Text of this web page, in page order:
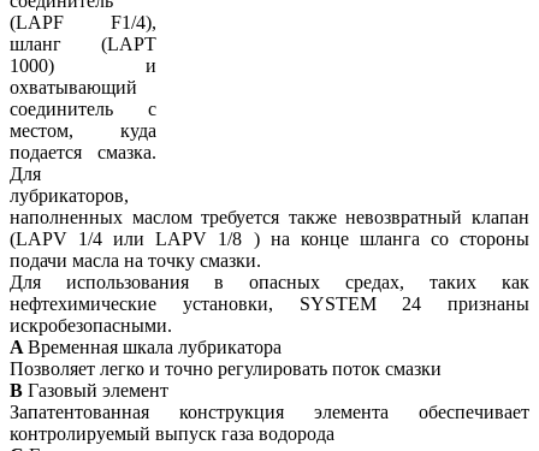
(LAPF F1/4),
шланг (LAPT
1000) и
охватывающий
соединитель с
местом, куда
подается смазка.
Для
лубрикаторов,
наполненных маслом требуется также невозвратный клапан
(LAPV 1/4 или LAPV 1/8 ) на конце шланга со стороны
подачи масла на точку смазки.
Для использования в опасных средах, таких как
нефтехимические установки, SYSTEM 24 признаны
искробезопасными.
A Временная шкала лубрикатора
Позволяет легко и точно регулировать поток смазки
B Газовый элемент
Запатентованная конструкция элемента обеспечивает
контролируемый выпуск газа водорода